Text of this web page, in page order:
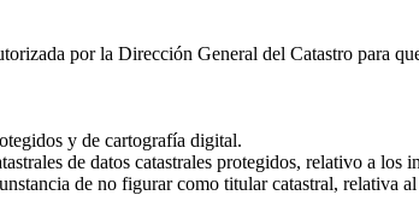
por la Dirección General del Catastro para
y de cartografía digital.
de datos catastrales protegidos, relativo a los
de no figurar como titular catastral, relativa